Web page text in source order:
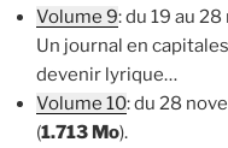
Volume 9: du 19 au
Un journal en
devenir lyrique…
Volume 10: du 28
(1.713 Mo).